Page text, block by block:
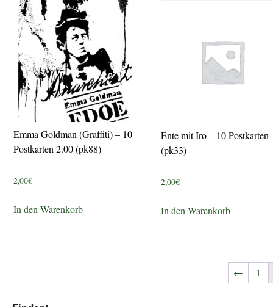
Emma Goldman (Graffiti) – 10
Postkarten 2.00 (pk88)
2,00€
In den Warenkorb
Ente mit Iro – 10 Postkarten
(pk33)
2,00€
In den Warenkorb
← 1